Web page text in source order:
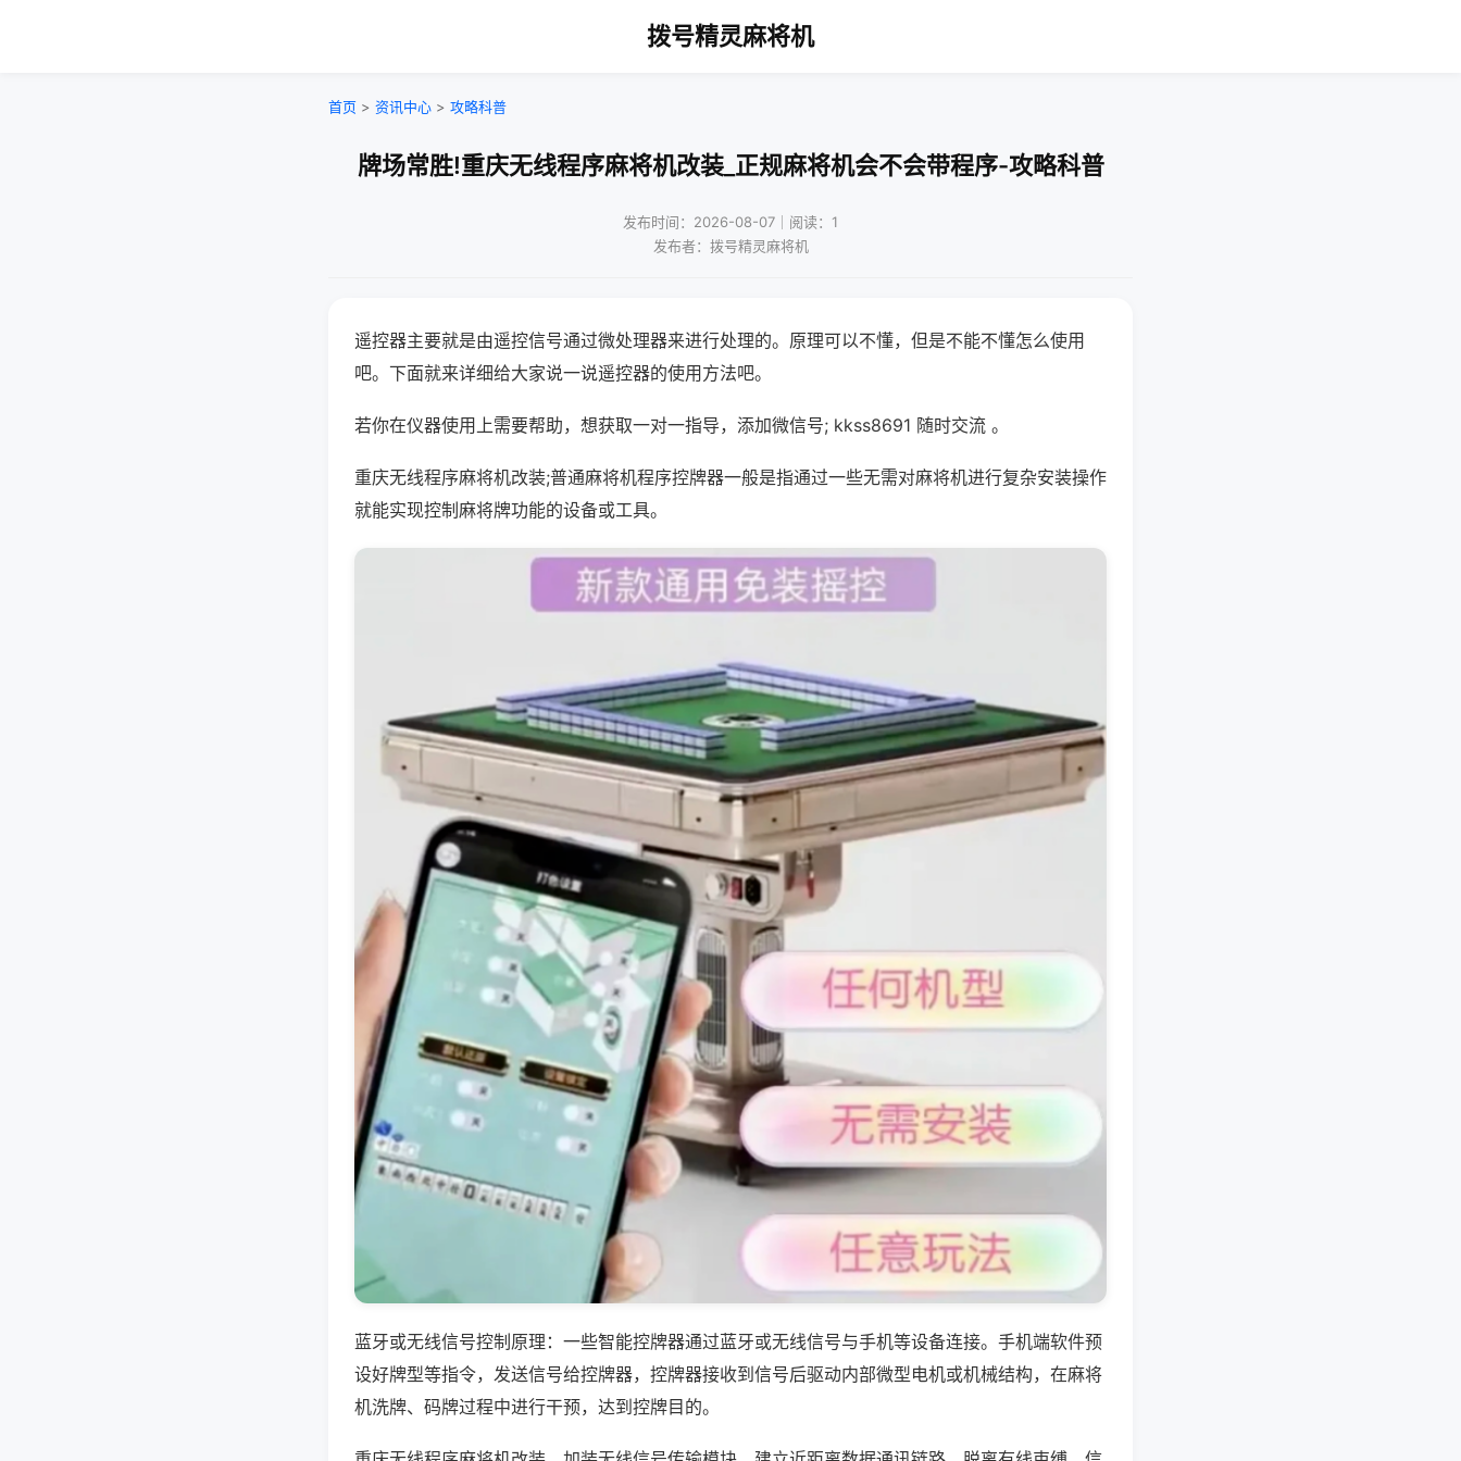
拨号精灵麻将机
首页 > 资讯中心 > 攻略科普
牌场常胜!重庆无线程序麻将机改装_正规麻将机会不会带程序-攻略科普
发布时间：2026-08-07｜阅读：1
发布者：拨号精灵麻将机
遥控器主要就是由遥控信号通过微处理器来进行处理的。原理可以不懂，但是不能不懂怎么使用
吧。下面就来详细给大家说一说遥控器的使用方法吧。
若你在仪器使用上需要帮助，想获取一对一指导，添加微信号; kkss8691 随时交流 。
重庆无线程序麻将机改装;普通麻将机程序控牌器一般是指通过一些无需对麻将机进行复杂安装操作
就能实现控制麻将牌功能的设备或工具。
蓝牙或无线信号控制原理：一些智能控牌器通过蓝牙或无线信号与手机等设备连接。手机端软件预
设好牌型等指令，发送信号给控牌器，控牌器接收到信号后驱动内部微型电机或机械结构，在麻将
机洗牌、码牌过程中进行干预，达到控牌目的。